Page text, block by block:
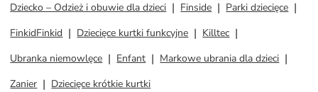
Dziecko – Odzież i obuwie dla dzieci
Finside
Parki dziecięce
FinkidFinkid
Dziecięce kurtki funkcyjne
Killtec
Ubranka niemowlęce
Enfant
Markowe ubrania dla dzieci
Zanier
Dziecięce krótkie kurtki